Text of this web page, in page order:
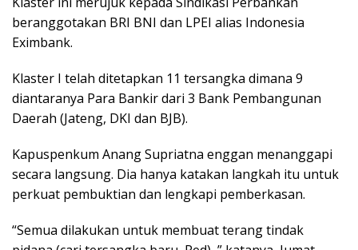
beranggotakan BRI BNI dan LPEI alias Indonesia
Eximbank.
Klaster I telah ditetapkan 11 tersangka dimana 9
diantaranya Para Bankir dari 3 Bank Pembangunan
Daerah (Jateng, DKI dan BJB).
Kapuspenkum Anang Supriatna enggan menanggapi
secara langsung. Dia hanya katakan langkah itu untuk
perkuat pembuktian dan lengkapi pemberkasan.
“Semua dilakukan untuk membuat terang tindak